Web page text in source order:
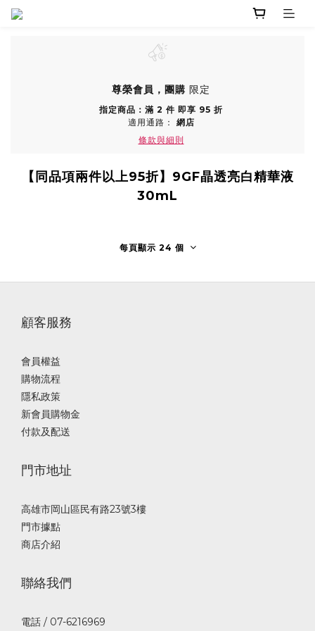
尊榮會員，團購 限定
指定商品：滿 2 件 即享 95 折
適用通路： 網店
條款與細則
【同品項兩件以上95折】9GF晶透亮白精華液
30mL
每頁顯示 24 個
顧客服務
會員權益
購物流程
隱私政策
新會員購物金
付款及配送
門市地址
高雄市岡山區民有路23號3樓
門市據點
商店介紹
聯絡我們
電話 / 07-6216969